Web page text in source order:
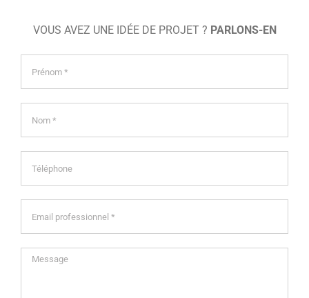
VOUS AVEZ UNE IDÉE DE PROJET ? PARLONS-EN